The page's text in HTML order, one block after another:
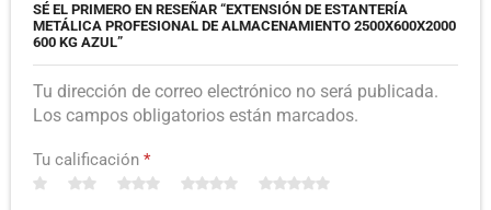
SÉ EL PRIMERO EN RESEÑAR “EXTENSIÓN DE ESTANTERÍA
METÁLICA PROFESIONAL DE ALMACENAMIENTO 2500X600X2000
600 KG AZUL”
Tu dirección de correo electrónico no será publicada.
Los campos obligatorios están marcados.
Tu calificación *